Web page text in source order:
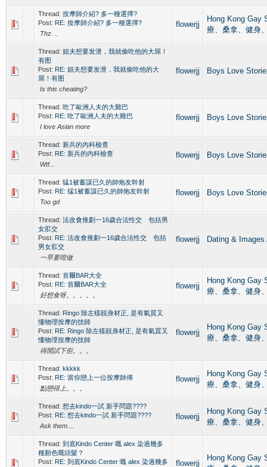
Thread: 按摩師介紹? 多一種選擇?
Post: RE: 按摩師介紹? 多一種選擇?
Thz. ..
flowerjj
Hong Kong Gay
療、桑拿、健身
Thread: 姐夫想要发泄，我就偷吃他的大屌！
有图
Post: RE: 姐夫想要发泄，我就偷吃他的大
屌！有图
Is this cheating?
flowerjj Boys Love
Thread: 吃了歐洲人夫的大雞巴
Post: RE: 吃了歐洲人夫的大雞巴
I love Asian more
flowerjj Boys Love
Thread: 新兵的內科檢查
Post: RE: 新兵的內科檢查
Wtf...
flowerjj Boys Love
Thread: 猛1被蓄謀已久的帥炮友幹射
Post: RE: 猛1被蓄謀已久的帥炮友幹射
Too gd
flowerjj Boys Love
Thread: 法改會推劃一16歲合法性交 包括男
女肛交
Post: RE: 法改會推劃一16歲合法性交 包括
男女肛交
一早要咁做
flowerjj Dating &
Thread: 首爾BAR大全
Post: RE: 首爾BAR大全
好想食呀。。。。。
flowerjj
Hong Kong Gay
療、桑拿、健身
Thread: Ringo 除左樣靚身材正, 是有氣質又
懂物理按摩的技師
Post: RE: Ringo 除左樣靚身材正, 是有氣質又
懂物理按摩的技師
得閒試下佢。。。
flowerjj
Hong Kong Gay
療、桑拿、健身
Thread: kkkkk
Post: RE: 當你戀上一位按摩師傅
點戀得上。。。
flowerjj
Hong Kong Gay
療、桑拿、健身
Thread: 想去kindo一試 新手問題????
Post: RE: 想去kindo一試 新手問題????
Ask them....
flowerjj
Hong Kong Gay
療、桑拿、健身
Thread: 到底Kindo Center 嘅 alex 染過幾多
種顏色嘅頭髮？
Post: RE: 到底Kindo Center 嘅 alex 染過幾多
flowerjj
Hong Kong Gay